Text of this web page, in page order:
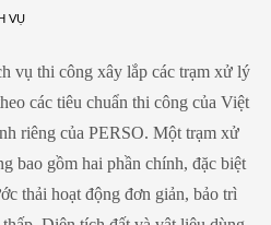
VỤ
vụ thi công xây lắp các trạm xử lý
các tiêu chuẩn thi công của Việt
riêng của PERSO. Một trạm xử
bao gồm hai phần chính, đặc biệt
thải hoạt động đơn giản, bảo trì